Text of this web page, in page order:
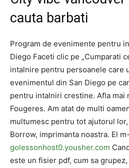
cauta barbati
Program de evenimente pentru
Diego Faceti clic pe „Cumparati
intalnire pentru persoanele care
evenimentul din San Diego pe
pentru intalniri crestine. Afla mai
Fougeres. Am atat de multi
multumesc pentru tot ajutorul
Borrow, imprimanta noastra. El
golessonhost0.yousher.com
este un fisier pdf, cum sa